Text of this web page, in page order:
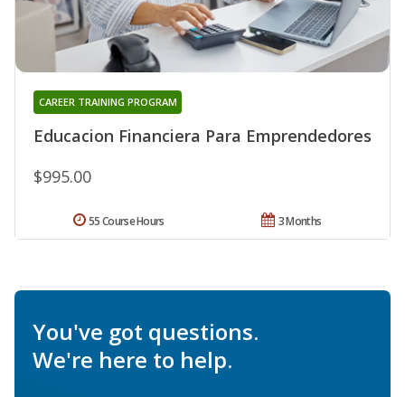
Educacion Financiera Para Emprendedores
CAREER TRAINING PROGRAM
$995.00
3 Months
55 Course Hours
You've got questions.
We're here to help.